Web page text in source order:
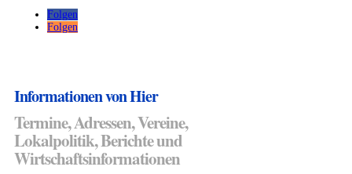
Folgen
Folgen
Informationen von Hier
Termine, Adressen, Vereine,
Lokalpolitik, Berichte und
Wirtschaftsinformationen